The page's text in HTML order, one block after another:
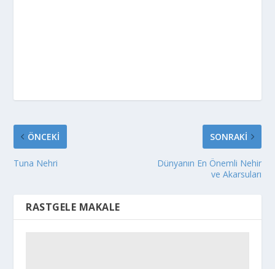
ÖNCEKI
Tuna Nehri
SONRAKI
Dünyanın En Önemli Nehir
ve Akarsuları
RASTGELE MAKALE